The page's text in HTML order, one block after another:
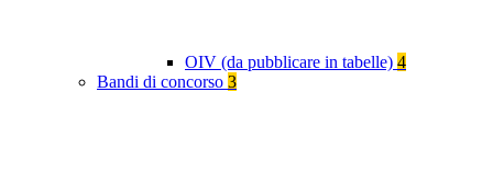
OIV (da pubblicare in tabelle) 4
Bandi di concorso 3